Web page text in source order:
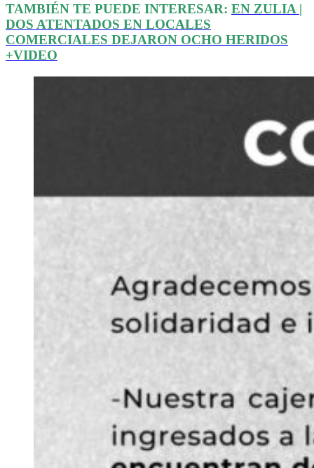
TAMBIÉN TE PUEDE INTERESAR: EN ZULIA |
DOS ATENTADOS EN LOCALES
COMERCIALES DEJARON OCHO HERIDOS
+VIDEO